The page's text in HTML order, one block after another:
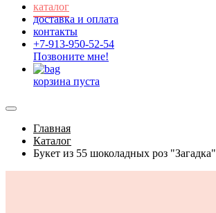
каталог
доставка и оплата
контакты
+7-913-950-52-54
Позвоните мне!
корзина пуста
Главная
Каталог
Букет из 55 шоколадных роз "Загадка"